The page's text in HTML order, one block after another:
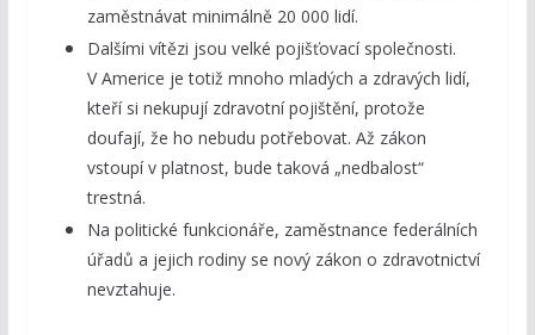
zaměstnávat minimálně 20 000 lidí.
Dalšími vítězi jsou velké pojišťovací společnosti.
V Americe je totiž mnoho mladých a zdravých lidí,
kteří si nekupují zdravotní pojištění, protože
doufají, že ho nebudu potřebovat. Až zákon
vstoupí v platnost, bude taková „nedbalost“
trestná.
Na politické funkcionáře, zaměstnance federálních
úřadů a jejich rodiny se nový zákon o zdravotnictví
nevztahuje.